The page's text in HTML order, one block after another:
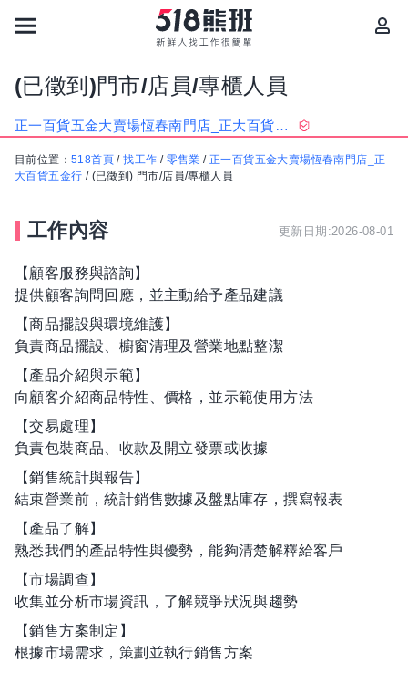
(已徵到)門市/店員/專櫃人員
正一百貨五金大賣場恆春南門店_正大百貨五金行
目前位置： 518首頁 /找工作 / 零售業 /正一百貨五金大賣場恆春南門店_正
大百貨五金行 / (已徵到) 門市/店員/專櫃人員
工作內容 更新日期:2026-08-01
【顧客服務與諮詢】
提供顧客詢問回應，並主動給予產品建議
【商品擺設與環境維護】
負責商品擺設、櫥窗清理及營業地點整潔
【產品介紹與示範】
向顧客介紹商品特性、價格，並示範使用方法
【交易處理】
負責包裝商品、收款及開立發票或收據
【銷售統計與報告】
結束營業前，統計銷售數據及盤點庫存，撰寫報表
【產品了解】
熟悉我們的產品特性與優勢，能夠清楚解釋給客戶
【市場調查】
收集並分析市場資訊，了解競爭狀況與趨勢
【銷售方案制定】
根據市場需求，策劃並執行銷售方案